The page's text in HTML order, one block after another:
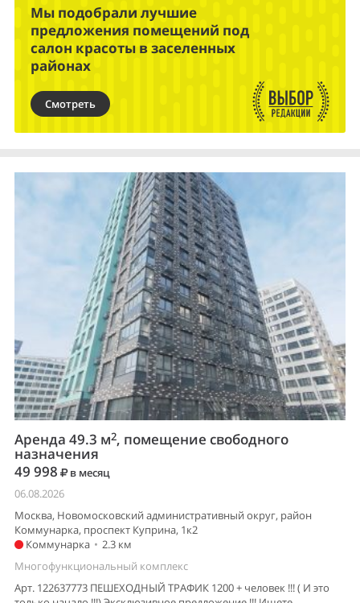
Мы подобрали лучшие
предложения помещений под
салон красоты в заселенных
районах
Смотреть
Аренда 49.3 м2, помещение свободного
назначения
49 998
в месяц
06.08.2026
Москва, Новомосковский административный округ, район
Коммунарка, проспект Куприна, 1к2
Коммунарка • 2.3 км
Многофункциональный комплекс
Арт. 122637773 ПЕШЕХОДНЫЙ ТРАФИК 1200 + человек !!! ( И это